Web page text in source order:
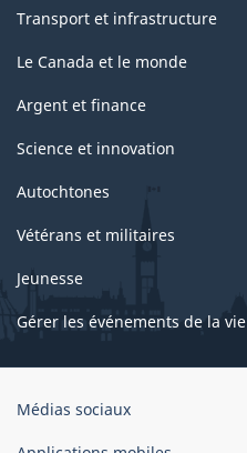
Transport et infrastructure
Le Canada et le monde
Argent et finance
Science et innovation
Autochtones
Vétérans et militaires
Jeunesse
Gérer les événements de la vie
Organisation
Médias sociaux